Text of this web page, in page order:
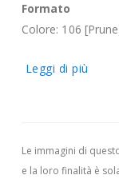
Formato
Colore: 106
Leggi di più
Le immagini di
e la loro finalità è